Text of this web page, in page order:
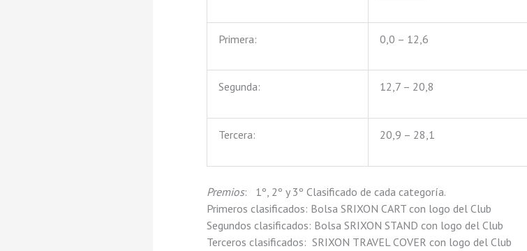
Primera: 0,0 – 12,6
Segunda: 12,7 – 20,8
Tercera: 20,9 – 28,1
Premios: 1º, 2º y 3º Clasificado de cada categoría.
Primeros clasificados: Bolsa SRIXON CART con logo del Club
Segundos clasificados: Bolsa SRIXON STAND con logo del Club
Terceros clasificados: SRIXON TRAVEL COVER con logo del Club